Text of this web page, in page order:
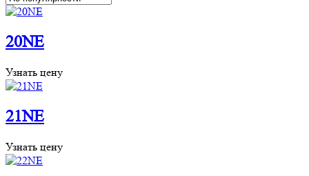
20NE
Узнать цену
21NE
Узнать цену